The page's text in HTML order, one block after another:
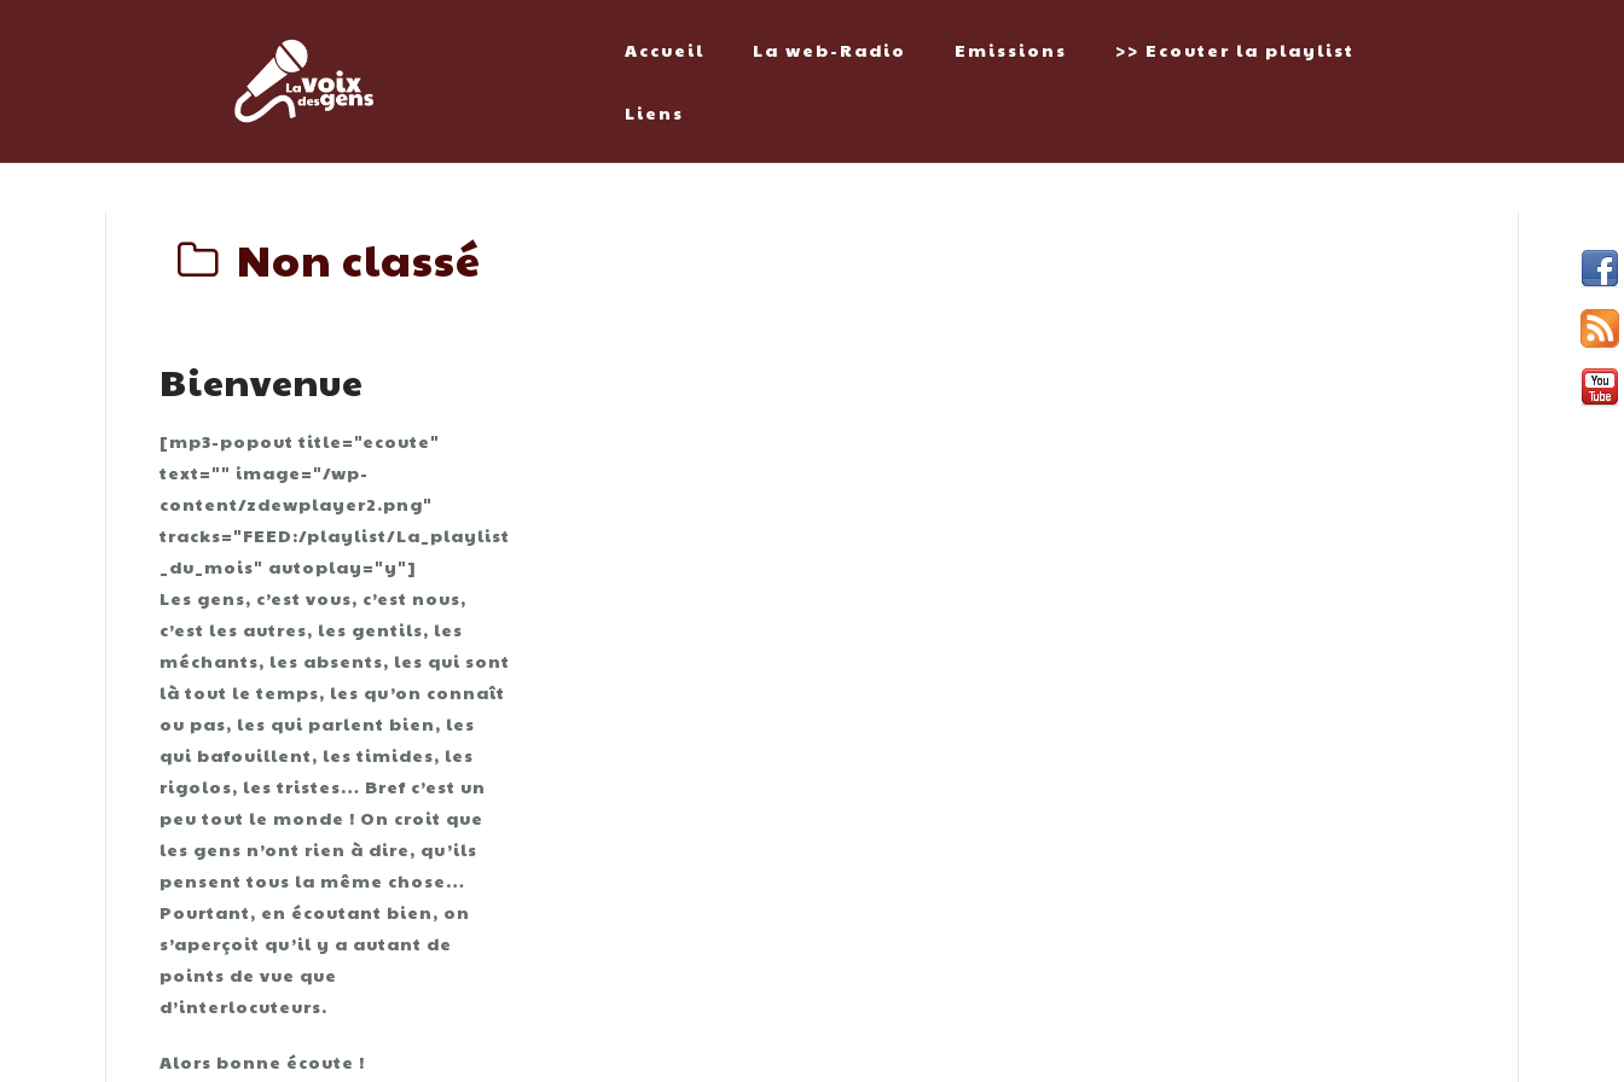
Accueil La web-Radio Emissions >> Ecouter la playlist
Liens
Non classé
Bienvenue
[mp3-popout title="ecoute"
text="" image="/wp-
content/zdewplayer2.png"
tracks="FEED:/playlist/La_playlist
_du_mois" autoplay="y"]
Les gens, c’est vous, c’est nous,
c’est les autres, les gentils, les
méchants, les absents, les qui sont
là tout le temps, les qu’on connaît
ou pas, les qui parlent bien, les
qui bafouillent, les timides, les
rigolos, les tristes… Bref c’est un
peu tout le monde ! On croit que
les gens n’ont rien à dire, qu’ils
pensent tous la même chose…
Pourtant, en écoutant bien, on
s’aperçoit qu’il y a autant de
points de vue que
d’interlocuteurs.
Alors bonne écoute !